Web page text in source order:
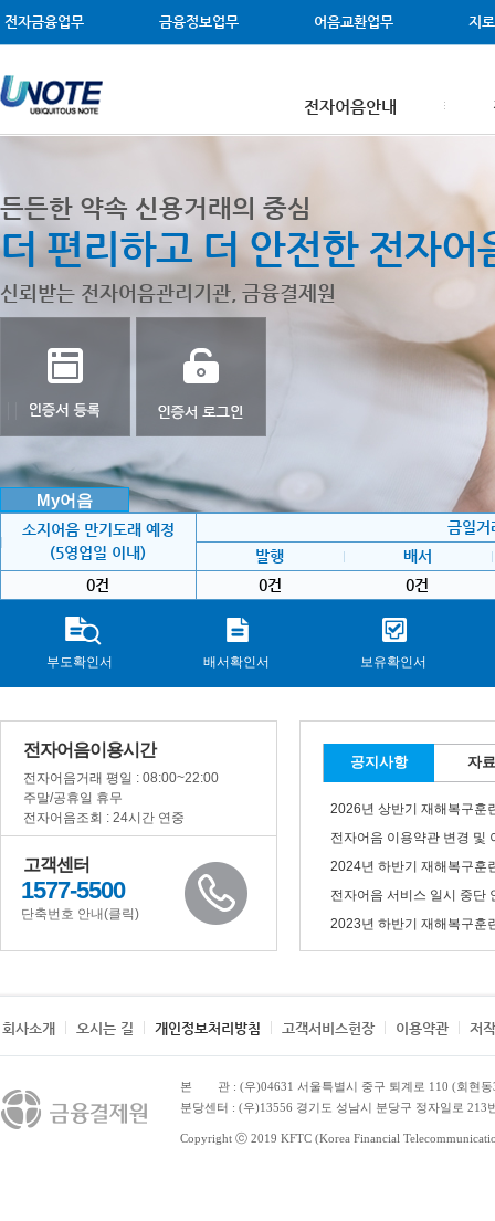
전자금융업무 금융정보업무 어음교환업무 지
전자어음안내
더 편리하고 더 안전한 전자어
든든한 약속 신용거래의 중심
신뢰받는 전자어음관리기관, 금융결제원
My어음
소지어음 만기도래 예정
(5영업일 이내)
금일거
발행
배서
0건
0건 0건
부도확인서 배서확인서 보유확인서
전자어음이용시간
전자어음거래 평일 : 08:00~22:00
주말/공휴일 휴무
전자어음조회 : 24시간 연중
고객센터
1577-5500
단축번호 안내(클릭)
공지사항
2026년 상반기 재해복구훈
전자어음 이용약관 변경 및
2024년 하반기 재해복구훈
전자어음 서비스 일시 중단
2023년 하반기 재해복구훈
자
회사소개 오시는 길 개인정보처리방침 고객서비스헌장 이용약관 저
본 관 : (우)04631 서울특별시 중구 퇴계로 110 (회현
분당센터 : (우)13556 경기도 성남시 분당구 정자일로 213
Copyright ⓒ 2019 KFTC (Korea Financial